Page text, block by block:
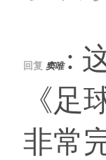
回复 窦唯 :
《足
非常